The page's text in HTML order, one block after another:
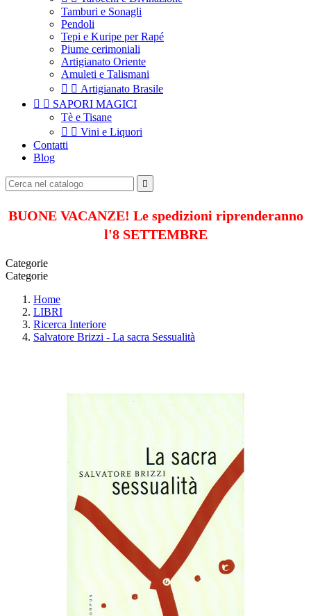
Tamburi e Sonagli
Pendoli
Tepi e Kuripe per Rapé
Piume cerimoniali
Artigianato Oriente
Amuleti e Talismani
  Artigianato Brasile
  SAPORI MAGICI
Tè e Tisane
  Vini e Liquori
Contatti
Blog

BUONE VACANZE! Le spedizioni riprenderanno
l'8 SETTEMBRE
Categorie
Categorie
Home
LIBRI
Ricerca Interiore
Salvatore Brizzi - La sacra Sessualità